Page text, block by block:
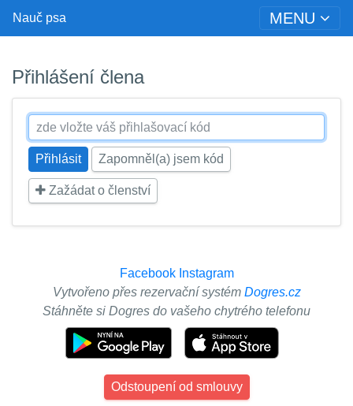
Nauč psa MENU
Přihlášení člena
Zapomněl(a) jsem kód
Zažádat o členství
Facebook Instagram
Vytvořeno přes rezervační systém Dogres.cz
Stáhněte si Dogres do vašeho chytrého telefonu
Odstoupení od smlouvy